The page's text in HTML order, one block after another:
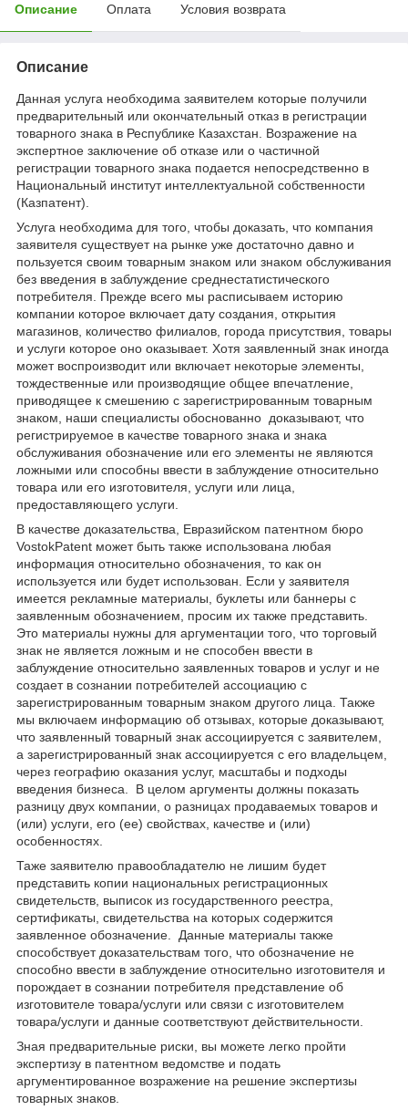
Описание Оплата Условия возврата
Описание
Данная услуга необходима заявителем которые получили
предварительный или окончательный отказ в регистрации
товарного знака в Республике Казахстан. Возражение на
экспертное заключение об отказе или о частичной
регистрации товарного знака подается непосредственно в
Национальный институт интеллектуальной собственности
(Казпатент).
Услуга необходима для того, чтобы доказать, что компания
заявителя существует на рынке уже достаточно давно и
пользуется своим товарным знаком или знаком обслуживания
без введения в заблуждение среднестатистического
потребителя. Прежде всего мы расписываем историю
компании которое включает дату создания, открытия
магазинов, количество филиалов, города присутствия, товары
и услуги которое оно оказывает. Хотя заявленный знак иногда
может воспроизводит или включает некоторые элементы,
тождественные или производящие общее впечатление,
приводящее к смешению с зарегистрированным товарным
знаком, наши специалисты обоснованно доказывают, что
регистрируемое в качестве товарного знака и знака
обслуживания обозначение или его элементы не являются
ложными или способны ввести в заблуждение относительно
товара или его изготовителя, услуги или лица,
предоставляющего услуги.
В качестве доказательства, Евразийском патентном бюро
VostokPatent может быть также использована любая
информация относительно обозначения, то как он
используется или будет использован. Если у заявителя
имеется рекламные материалы, буклеты или баннеры с
заявленным обозначением, просим их также представить.
Это материалы нужны для аргументации того, что торговый
знак не является ложным и не способен ввести в
заблуждение относительно заявленных товаров и услуг и не
создает в сознании потребителей ассоциацию с
зарегистрированным товарным знаком другого лица. Также
мы включаем информацию об отзывах, которые доказывают,
что заявленный товарный знак ассоциируется с заявителем,
а зарегистрированный знак ассоциируется с его владельцем,
через географию оказания услуг, масштабы и подходы
введения бизнеса. В целом аргументы должны показать
разницу двух компании, о разницах продаваемых товаров и
(или) услуги, его (ее) свойствах, качестве и (или)
особенностях.
Таже заявителю правообладателю не лишим будет
представить копии национальных регистрационных
свидетельств, выписок из государственного реестра,
сертификаты, свидетельства на которых содержится
заявленное обозначение. Данные материалы также
способствует доказательствам того, что обозначение не
способно ввести в заблуждение относительно изготовителя и
порождает в сознании потребителя представление об
изготовителе товара/услуги или связи с изготовителем
товара/услуги и данные соответствуют действительности.
Зная предварительные риски, вы можете легко пройти
экспертизу в патентном ведомстве и подать
аргументированное возражение на решение экспертизы
товарных знаков.